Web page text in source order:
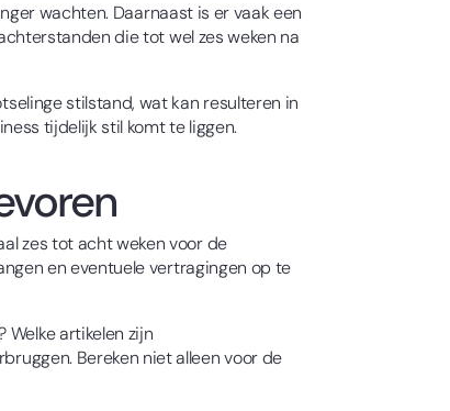
wachten. Daarnaast is er vaak een
die tot wel zes weken na
stilstand, wat kan resulteren in
tijdelijk stil komt te liggen.
zes tot acht weken voor de
en eventuele vertragingen op te
artikelen zijn
Bereken niet alleen voor de